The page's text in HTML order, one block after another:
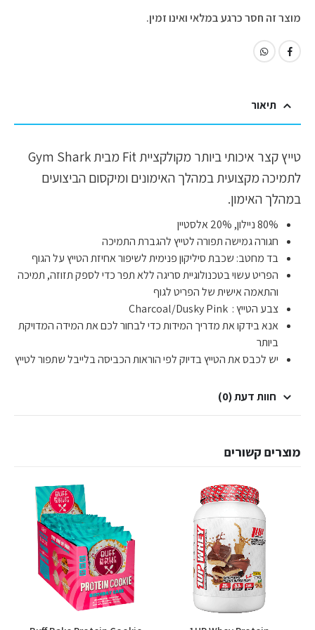
מוצר זה חסר כרגע במלאי ואינו זמין.
תיאור
טייץ קצר איכותי ביותר מקולקציית Fit מבית Gym Shark
לתמיכה מקצועית במהלך האימונים ומיקסום הביצועים
במהלך האימון.
80% ניילון, 20% אלסטיין
חגורה גמישה תפורה לטייץ להגברת התמיכה
בד מחטב: שכבת סיליקון פנימית לשיפור אחיזת הטייץ על הגוף
הפריט עשוי בטכנולוגיית סריגה ללא תפר כדי לספק תזוזה, תמיכה
והתאמה אישית של הפריט לגוף
צבע הטייץ : Charcoal/Dusky Pink
אנא בידקו את מדריך המידות כדי לבחור לכם את המידה המדויקת
ביותר
יש לכבס את הטייץ בדיוק לפי הוראות הכביסה בלייבל שתפור לטייץ
חוות דעת (0)
מוצרים קשורים
למוצר זה יש מספר סוגים. ניתן לבחור את האפשרויות בעמוד המוצר